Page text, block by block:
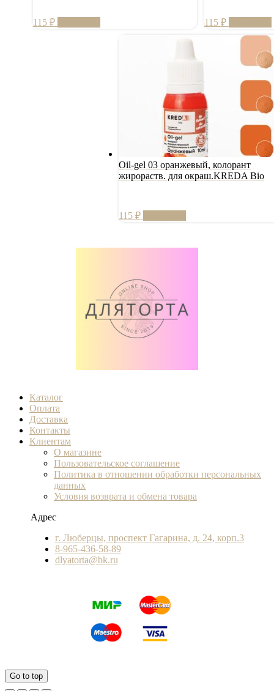
115 ₽ 115 ₽
Oil-gel 03 оранжевый, колорант
жирораств. для окраш.KREDA Bio
115 ₽
Каталог
Оплата
Доставка
Контакты
Клиентам
О магазине
Пользовательское соглашение
Политика в отношении обработки персональных
данных
Условия возврата и обмена товара
Адрес
г. Люберцы, проспект Гагарина, д. 24, корп.3
8-965-436-58-89
dlyatorta@bk.ru
Go to top